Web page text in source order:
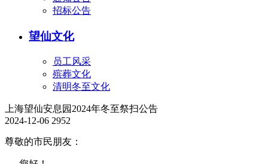
招标公告
望仙文化
员工风采
殡葬文化
清明冬至文化
上海望仙安息园2024年冬至祭扫公告
2024-12-06 2952
尊敬的市民朋友：